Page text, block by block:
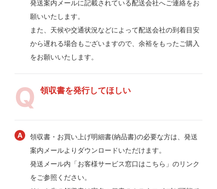
発送案内メールに記載されている配送会社へご連絡をお
願いいたします。
また、天候や交通状況などによって配送会社の到着目安
から遅れる場合もございますので、余裕をもったご購入
をお願いいたします。
領収書を発行してほしい
領収書・お買い上げ明細書(納品書)の必要な方は、発送
案内メールよりダウンロードいただけます。
発送メール内「お客様サービス窓口はこちら」のリンク
をご参照ください。